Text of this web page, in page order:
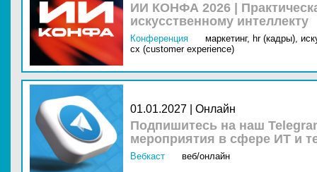
ИИ КОНФА 2026 |
искусственному интеллекту
Конференция маркетинг, hr (кадры),
cx (customer experience)
01.01.2027 | Онлайн
Подпишитесь на наш
мероприятия в сфере ИТ и
Вебкаст веб/онлайн